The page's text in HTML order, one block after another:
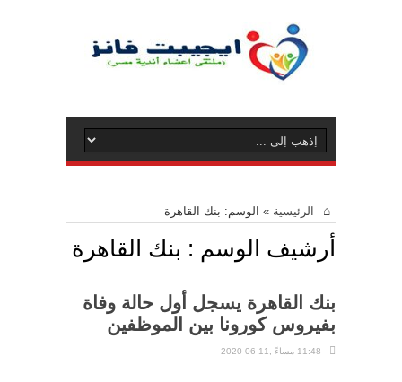
الرئيسية » الوسم: بنك القاهرة
أرشيف الوسم : بنك القاهرة
بنك القاهرة يسجل أول حالة وفاة
بفيروس كورونا بين الموظفين
11:48 مساءً ,11-06-2020